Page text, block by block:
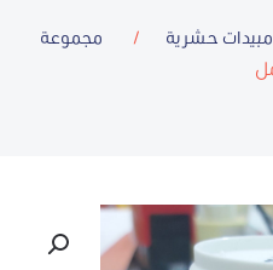
مبيدات حشرية
مجموعة